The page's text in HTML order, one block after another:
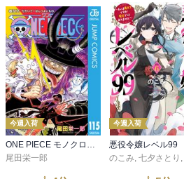
今週入荷
ONE PIECE モノクロ版 115
尾田栄一郎
今週入荷
のこみ, 七夕さとり ,